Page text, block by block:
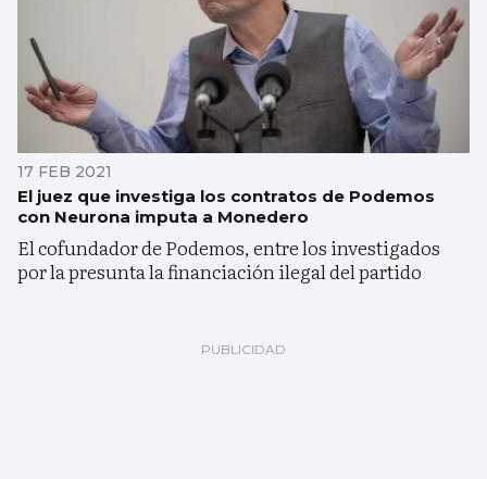
17 FEB 2021
El juez que investiga los contratos de Podemos
con Neurona imputa a Monedero
El cofundador de Podemos, entre los investigados
por la presunta la financiación ilegal del partido